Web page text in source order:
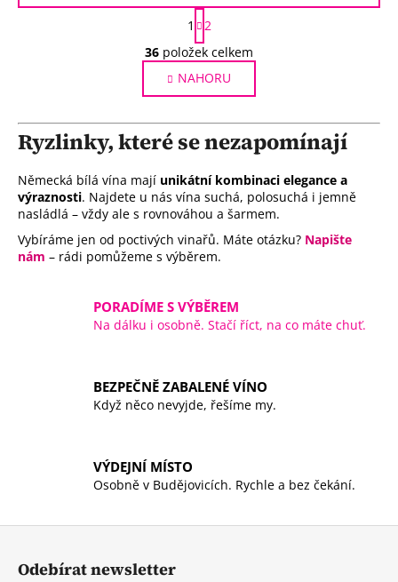
O
v
l
á
d
a
í
p
r
v
k
v
ý
p
s
u
S
t
r
á
n
k
o
v
á
í
1
2
36 položek celkem
NAHORU
Ryzlinky, které se nezapomínají
Německá bílá vína mají unikátní kombinaci elegance a
výraznosti. Najdete u nás vína suchá, polosuchá i jemně
nasládlá – vždy ale s rovnováhou a šarmem.
Vybíráme jen od poctivých vinařů. Máte otázku? Napište
nám – rádi pomůžeme s výběrem.
PORADÍME S VÝBĚREM
Na dálku i osobně. Stačí říct, na co máte chuť.
BEZPEČNĚ ZABALENÉ VÍNO
Když něco nevyjde, řešíme my.
VÝDEJNÍ MÍSTO
Osobně v Budějovicích. Rychle a bez čekání.
Odebírat newsletter